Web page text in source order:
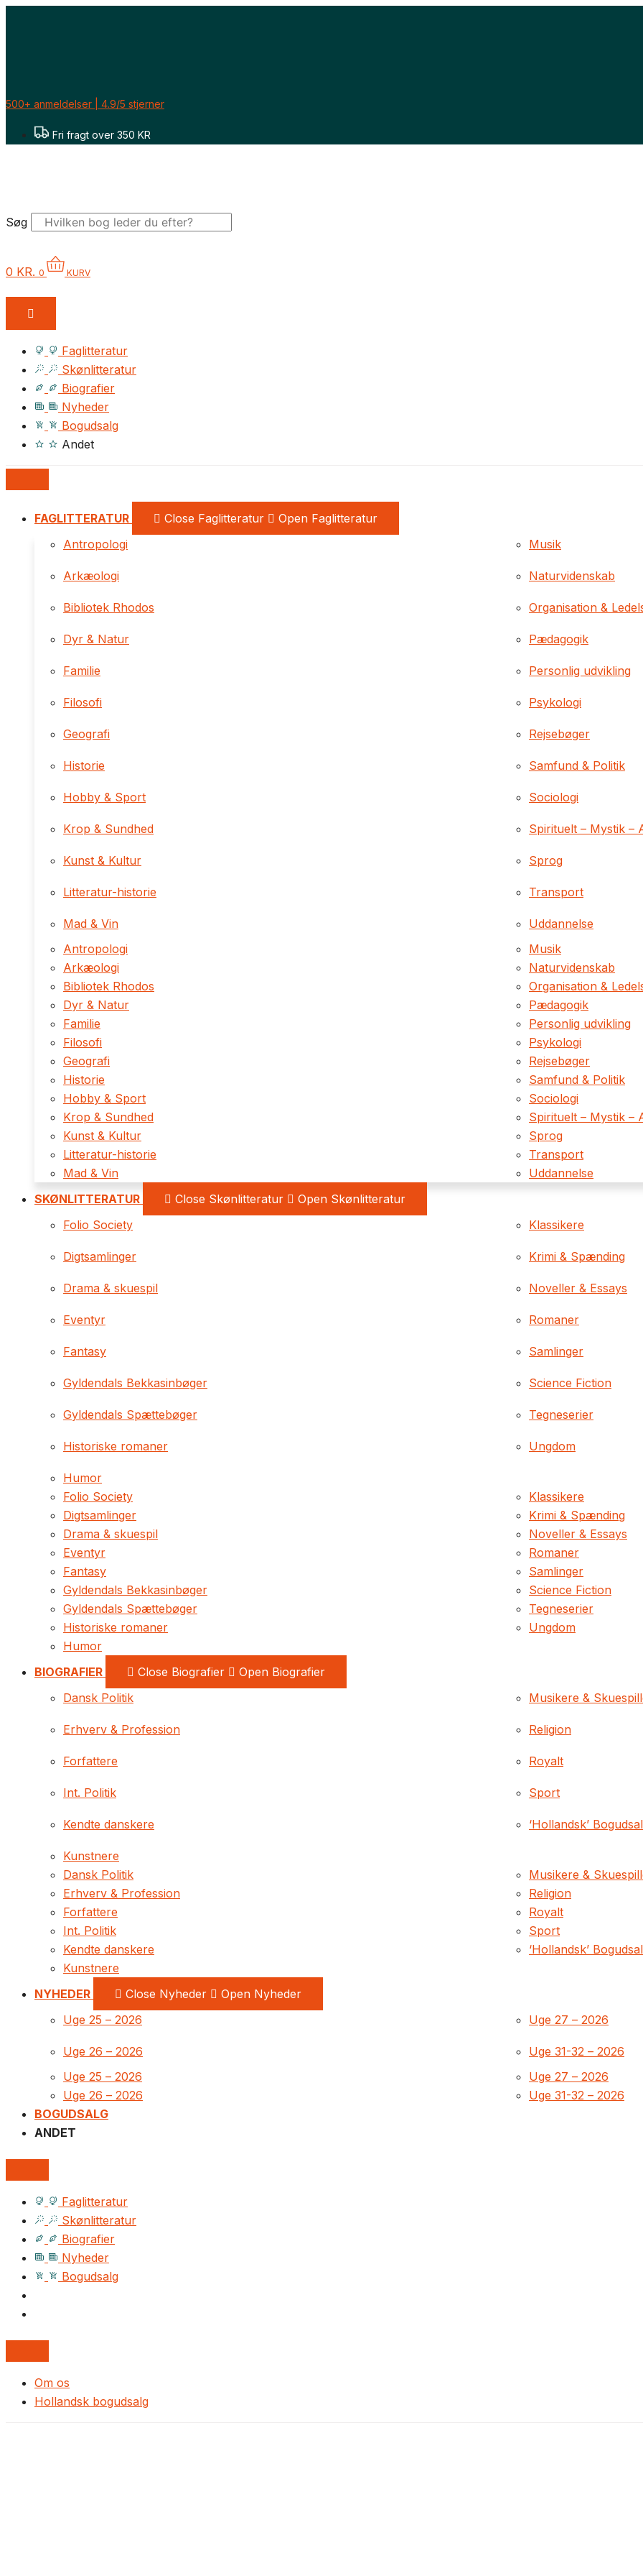
Gå
500+ anmeldelser | 4.9/5 stjerner
Fri fragt over 350 KR
Søg
0 KR. 0 KURV
Faglitteratur
Skønlitteratur
Biografier
Nyheder
Bogudsalg
Andet
FAGLITTERATUR Close Faglitteratur
Open Faglitteratur
Antropologi
Arkæologi
Bibliotek Rhodos
Dyr & Natur
Familie
Filosofi
Geografi
Historie
Hobby & Sport
Krop & Sundhed
Kunst & Kultur
Litteratur-historie
Mad & Vin
Musik
Naturvidenskab
Organisation &
Pædagogik
Personlig udvikling
Psykologi
Rejsebøger
Samfund & Politik
Sociologi
Spirituelt – Mystik –
Sprog
Transport
Uddannelse
Antropologi
Arkæologi
Bibliotek Rhodos
Dyr & Natur
Familie
Filosofi
Geografi
Historie
Hobby & Sport
Krop & Sundhed
Kunst & Kultur
Litteratur-historie
Mad & Vin
Musik
Naturvidenskab
Organisation &
Pædagogik
Personlig udvikling
Psykologi
Rejsebøger
Samfund & Politik
Sociologi
Spirituelt – Mystik –
Sprog
Transport
Uddannelse
SKØNLITTERATUR
Close Skønlitteratur
Open Skønlitteratur
Folio Society
Digtsamlinger
Drama & skuespil
Eventyr
Fantasy
Gyldendals Bekkasinbøger
Gyldendals Spættebøger
Historiske romaner
Humor
Klassikere
Krimi & Spænding
Noveller & Essays
Romaner
Samlinger
Science Fiction
Tegneserier
Ungdom
Folio Society
Digtsamlinger
Drama & skuespil
Eventyr
Fantasy
Gyldendals Bekkasinbøger
Gyldendals Spættebøger
Historiske romaner
Humor
Klassikere
Krimi & Spænding
Noveller & Essays
Romaner
Samlinger
Science Fiction
Tegneserier
Ungdom
BIOGRAFIER Close Biografier
Open Biografier
Dansk Politik
Erhverv & Profession
Forfattere
Int. Politik
Kendte danskere
Kunstnere
Musikere &
Religion
Royalt
Sport
‘Hollandsk’
Dansk Politik
Erhverv & Profession
Forfattere
Int. Politik
Kendte danskere
Kunstnere
Musikere &
Religion
Royalt
Sport
‘Hollandsk’
NYHEDER Close Nyheder
Open Nyheder
Uge 25 – 2026
Uge 26 – 2026
Uge 27 – 2026
Uge 31-32 – 2026
Uge 25 – 2026
Uge 26 – 2026
Uge 27 – 2026
Uge 31-32 – 2026
BOGUDSALG
ANDET
Faglitteratur
Skønlitteratur
Biografier
Nyheder
Bogudsalg
Om os
Hollandsk bogudsalg